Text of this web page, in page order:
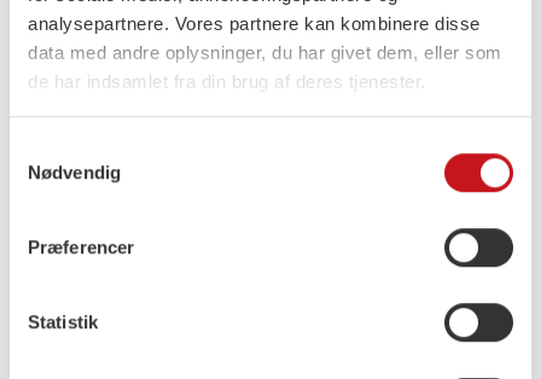
analysepartnere. Vores partnere kan kombinere disse
data med andre oplysninger, du har givet dem, eller som
de har indsamlet fra din brug af deres tjenester.
Nødvendig
Præferencer
Statistik
handicapområdet. Samtidig løftes de
folkepensionister, der har mindst, og der tages
”Et stærkt samfund er et samfund,
både styrker velfærden og hjælper